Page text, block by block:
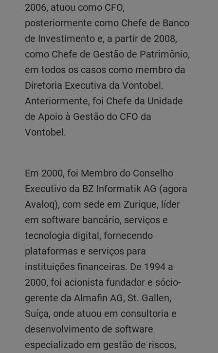
2006, atuou como CFO,
posteriormente como Chefe de Banco
de Investimento e, a partir de 2008,
como Chefe de Gestão de Patrimônio,
em todos os casos como membro da
Diretoria Executiva da Vontobel.
Anteriormente, foi Chefe da Unidade
de Apoio à Gestão do CFO da
Vontobel.
Em 2000, foi Membro do Conselho
Executivo da BZ Informatik AG (agora
Avaloq), com sede em Zurique, líder
em software bancário, serviços e
tecnologia digital, fornecendo
plataformas e serviços para
instituições financeiras. De 1994 a
2000, foi acionista fundador e sócio-
gerente da Almafin AG, St. Gallen,
Suíça, onde atuou em consultoria e
desenvolvimento de software
especializado em gestão de riscos,